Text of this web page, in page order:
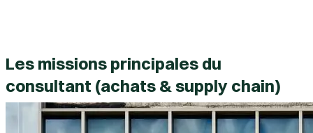
Les missions principales du
consultant (achats & supply chain)